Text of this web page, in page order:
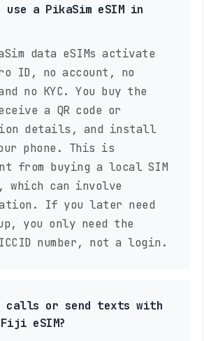
a PikaSim eSIM in
data eSIMs activate
ID, no account, no
no KYC. You buy the
a QR code or
details, and install
phone. This is
from buying a local SIM
can involve
If you later need
you only need the
number, not a login.
calls or send texts with
eSIM?